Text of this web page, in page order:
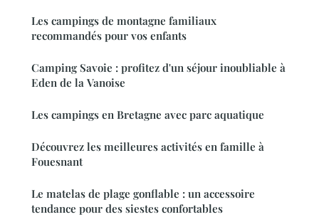
Les campings de montagne familiaux
recommandés pour vos enfants
Camping Savoie : profitez d'un séjour inoubliable à
Eden de la Vanoise
Les campings en Bretagne avec parc aquatique
Découvrez les meilleures activités en famille à
Fouesnant
Le matelas de plage gonflable : un accessoire
tendance pour des siestes confortables